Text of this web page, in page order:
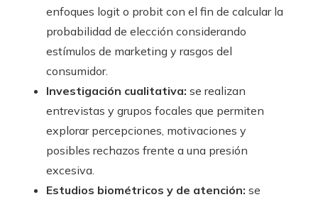
enfoques logit o probit con el fin de calcular la
probabilidad de elección considerando
estímulos de marketing y rasgos del
consumidor.
Investigación cualitativa: se realizan
entrevistas y grupos focales que permiten
explorar percepciones, motivaciones y
posibles rechazos frente a una presión
excesiva.
Estudios biométricos y de atención: se